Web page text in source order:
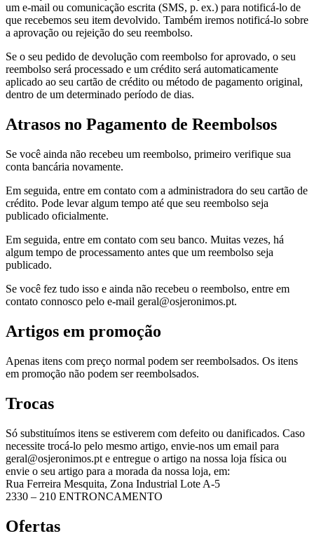
um e-mail ou comunicação escrita (SMS, p. ex.) para notificá-lo de
que recebemos seu item devolvido. Também iremos notificá-lo sobre
a aprovação ou rejeição do seu reembolso.
Se o seu pedido de devolução com reembolso for aprovado, o seu
reembolso será processado e um crédito será automaticamente
aplicado ao seu cartão de crédito ou método de pagamento original,
dentro de um determinado período de dias.
Atrasos no Pagamento de Reembolsos
Se você ainda não recebeu um reembolso, primeiro verifique sua
conta bancária novamente.
Em seguida, entre em contato com a administradora do seu cartão de
crédito. Pode levar algum tempo até que seu reembolso seja
publicado oficialmente.
Em seguida, entre em contato com seu banco. Muitas vezes, há
algum tempo de processamento antes que um reembolso seja
publicado.
Se você fez tudo isso e ainda não recebeu o reembolso, entre em
contato connosco pelo e-mail geral@osjeronimos.pt.
Artigos em promoção
Apenas itens com preço normal podem ser reembolsados. Os itens
em promoção não podem ser reembolsados.
Trocas
Só substituímos itens se estiverem com defeito ou danificados. Caso
necessite trocá-lo pelo mesmo artigo, envie-nos um email para
geral@osjeronimos.pt e entregue o artigo na nossa loja física ou
envie o seu artigo para a morada da nossa loja, em:
Rua Ferreira Mesquita, Zona Industrial Lote A-5
2330 – 210 ENTRONCAMENTO
Ofertas